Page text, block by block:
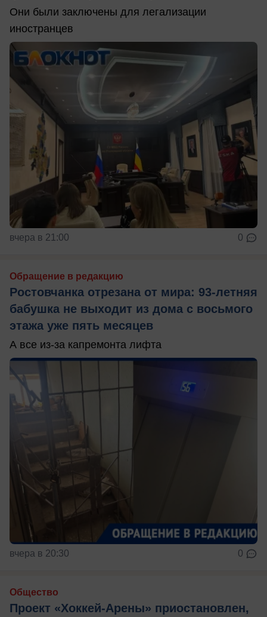
Они были заключены для легализации
иностранцев
вчера в 21:00 0
Обращение в редакцию
Ростовчанка отрезана от мира: 93-летняя
бабушка не выходит из дома с восьмого
этажа уже пять месяцев
А все из-за капремонта лифта
вчера в 20:30 0
Общество
Проект «Хоккей-Арены» приостановлен,